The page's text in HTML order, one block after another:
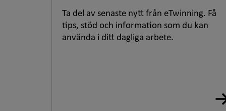
Ta del av senaste nytt från eTwinning. Få
tips, stöd och information som du kan
använda i ditt dagliga arbete.